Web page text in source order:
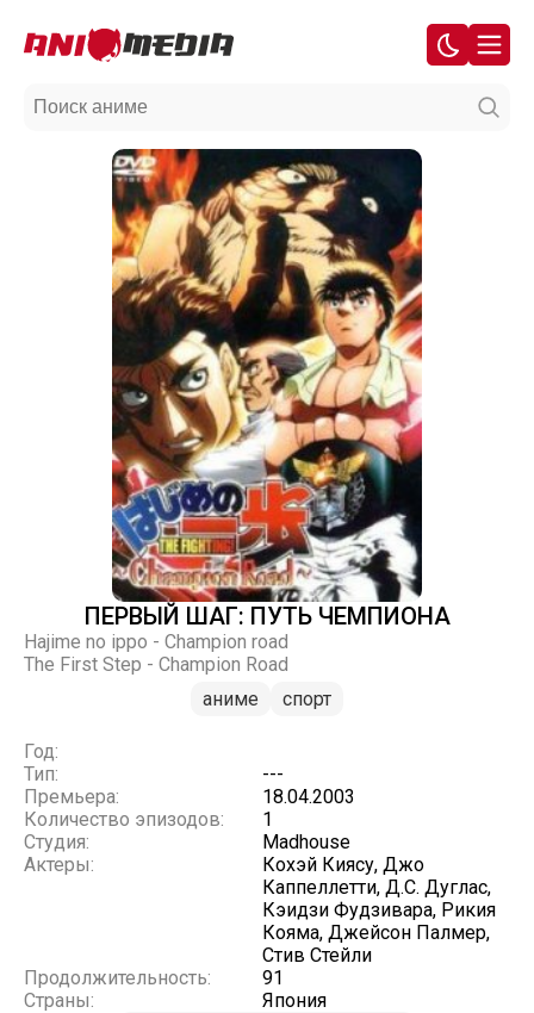
ПЕРВЫЙ ШАГ: ПУТЬ ЧЕМПИОНА
Hajime no ippo - Champion road
The First Step - Champion Road
аниме
спорт
Год:
Тип:
---
Премьера:
18.04.2003
Количество эпизодов:
1
Студия:
Madhouse
Актеры:
Кохэй Киясу, Джо
Каппеллетти, Д.С. Дуглас,
Кэидзи Фудзивара, Рикия
Кояма, Джейсон Палмер,
Стив Стейли
Продолжительность:
91
Страны:
Япония